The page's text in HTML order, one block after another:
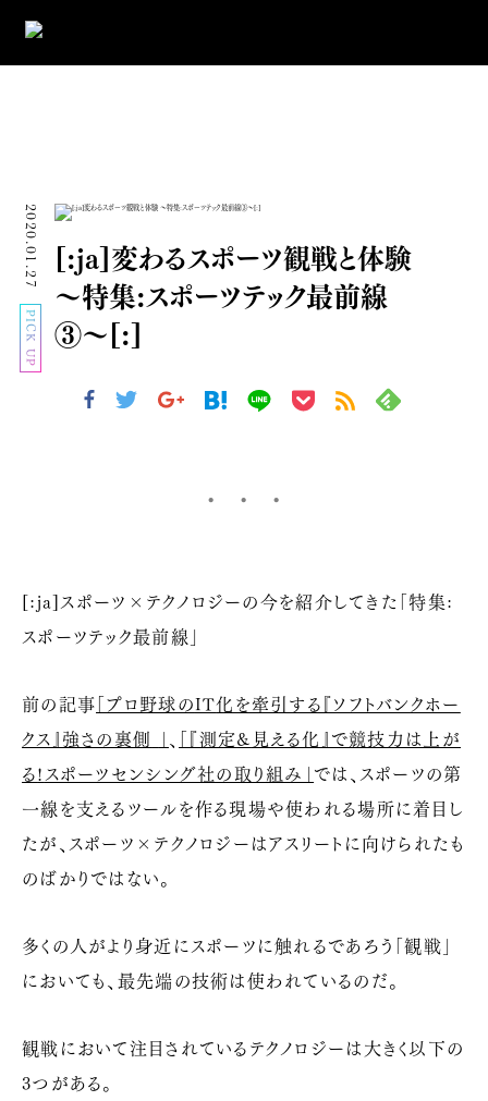
[:ja]変わるスポーツ観戦と体験
〜特集:スポーツテック最前線
③〜[:]
2020.01.27
PICK UP
[:ja]スポーツ×テクノロジーの今を紹介してきた「特集:
スポーツテック最前線」
前の記事「プロ野球のIT化を牽引する『ソフトバンクホー
クス』強さの裏側 」 、 「『測定& 見える化』で競技力は上が
る!スポーツセンシング社の取り組み」 では、スポーツの第
一線を支えるツールを作る現場や使われる場所に着目し
たが、スポーツ×テクノロジーはアスリートに向けられたも
のばかりではない。
多くの人がより身近にスポーツに触れるであろう「観戦」
においても、最先端の技術は使われているのだ。
観戦において注目されているテクノロジーは大きく以下の
3つがある。